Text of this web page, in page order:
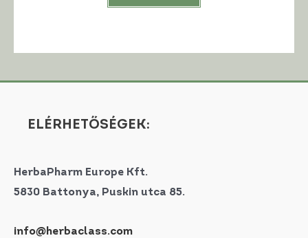
ELÉRHETŐSÉGEK:
HerbaPharm Europe Kft.
5830 Battonya, Puskin utca 85.
info@herbaclass.com